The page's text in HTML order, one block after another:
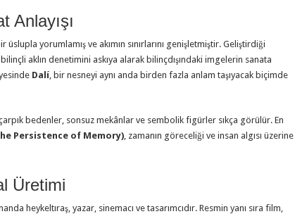
Anlayışı
üslupla yorumlamış ve akımın sınırlarını genişletmiştir. Geliştirdiği
, bilinçli aklın denetimini askıya alarak bilinçdışındaki imgelerin sanata
Dalí , bir nesneyi aynı anda birden fazla anlam taşıyacak biçimde
bedenler, sonsuz mekânlar ve sembolik figürler sıkça görülür. En
Persistence of Memory) , zamanın göreceliği ve insan algısı üzerine
Üretimi
heykeltıraş, yazar, sinemacı ve tasarımcıdır. Resmin yanı sıra film,